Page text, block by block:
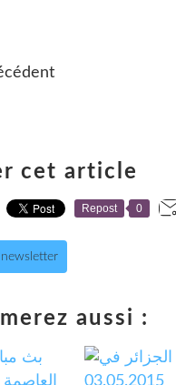
cet article
Repost 0
aussi :